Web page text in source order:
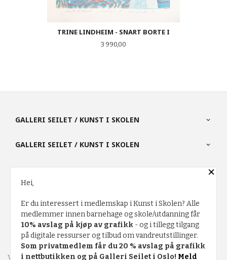
TRINE LINDHEIM - SNART BORTE I
Pris
3 990,00
GALLERI SEILET / KUNST I SKOLEN
GALLERI SEILET / KUNST I SKOLEN
PARTNERE
FRAKT KJØPSBETINGELSER SIKKERHET OG PERSONVERN
NYHETSBREV
Vår nettbutikk bruker cookies slik at du får en bedre
×
Hei,
Er du interessert i medlemskap i Kunst i Skolen? Alle
medlemmer innen barnehage og skole/utdanning får
10% avslag på kjøp av grafikk - og i tillegg tilgang
på digitale ressurser og tilbud om vandreutstillinger.
Som privatmedlem får du 20 % avslag på grafikk
i nettbutikken og på Galleri Seilet i Oslo! Meld